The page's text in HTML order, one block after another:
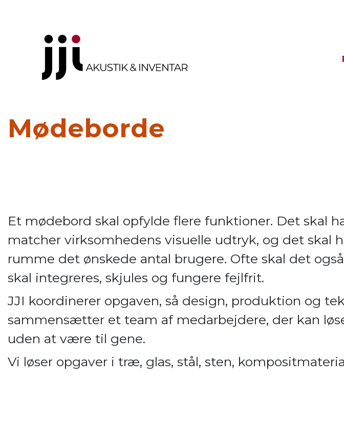
Mødeborde
Et mødebord skal opfylde flere funktioner. Det skal
matcher virksomhedens visuelle udtryk, og det skal
rumme det ønskede antal brugere. Ofte skal det
skal integreres, skjules og fungere fejlfrit.
JJI koordinerer opgaven, så design, produktion og
sammensætter et team af medarbejdere, der kan
uden at være til gene.
Vi løser opgaver i træ, glas, stål, sten,